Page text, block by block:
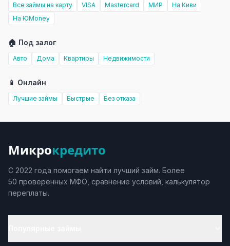
Все займы на карту VISA Mastercard МИР
На Киви
На ЮMoney
🏠 Под залог
Авто Дома Квартиры Недвижимости
📱 Онлайн
Лучшие займы Быстрые Без отказа
Микрокредито
С 2022 года помогаем найти лучший займ. Более
50 проверенных МФО, сравнение условий, калькулятор
переплаты.